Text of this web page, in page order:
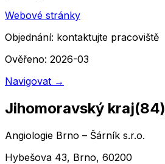
Webové stránky
Objednání: kontaktujte pracoviště
Ověřeno: 2026-03
Navigovat →
Jihomoravský kraj(84)
Angiologie Brno – Šárník s.r.o.
Hybešova 43, Brno, 60200